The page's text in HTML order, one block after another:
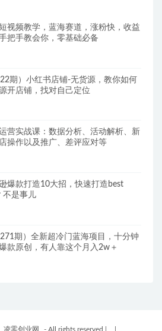
视频教学，蓝海赛道，涨粉快，收益
把手教会你，零基础必备
期）小红书店铺-无货源，教你如何
开店铺，找对自己定位
营实战课：数据分析、活动解析、新
操作以及推广、差评应对等
爆款打造10大招，快速打造best
不是事儿
期）全新超冷门蓝海项目，十分钟
款原创，有人靠这个月入2w＋
凌零创业网 - All rights reserved